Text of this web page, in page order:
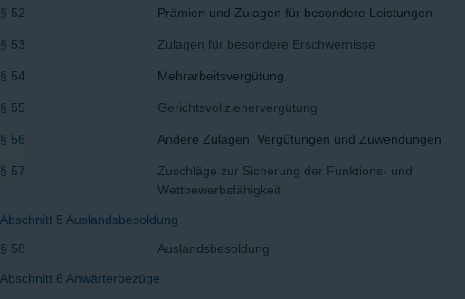
§ 52 Prämien und Zulagen für besondere Leistungen
§ 53 Zulagen für besondere Erschwernisse
§ 54 Mehrarbeitsvergütung
§ 55 Gerichtsvollziehervergütung
§ 56 Andere Zulagen, Vergütungen und Zuwendungen
§ 57
Zuschläge zur Sicherung der Funktions- und
Wettbewerbsfähigkeit
Abschnitt 5 Auslandsbesoldung
§ 58
Auslandsbesoldung
Abschnitt 6 Anwärterbezüge